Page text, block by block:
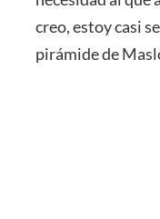
creo, estoy casi
pirámide de